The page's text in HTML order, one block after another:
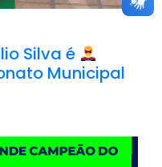
Silva é
Municipal